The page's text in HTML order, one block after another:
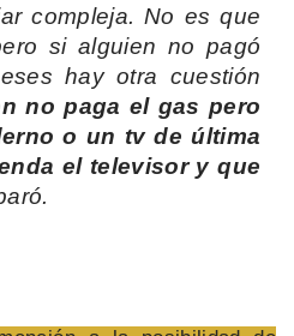
compleja. No es que
si alguien no pagó
hay otra cuestión
no paga el gas pero
o un tv de última
el televisor y que